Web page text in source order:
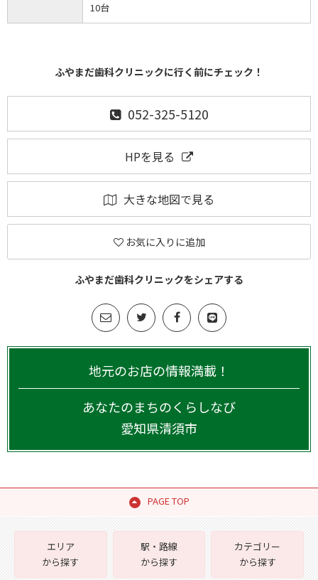
10台
ふやまだ歯科クリニックに行く前にチェック！
052-325-5120
HPを見る
大きな地図で見る
お気に入りに追加
ふやまだ歯科クリニックをシェアする
地元のお店の情報満載！
あなたのまちのくらしなび
愛知県清須市
PAGE TOP
エリア
から探す
駅・路線
から探す
カテゴリー
から探す